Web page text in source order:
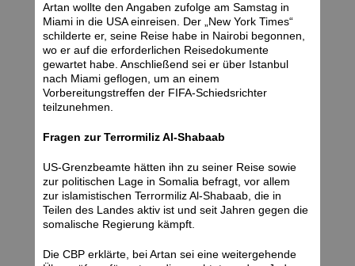
Artan wollte den Angaben zufolge am Samstag in
Miami in die USA einreisen. Der „New York Times“
schilderte er, seine Reise habe in Nairobi begonnen,
wo er auf die erforderlichen Reisedokumente
gewartet habe. Anschließend sei er über Istanbul
nach Miami geflogen, um an einem
Vorbereitungstreffen der FIFA-Schiedsrichter
teilzunehmen.
Fragen zur Terrormiliz Al-Shabaab
US-Grenzbeamte hätten ihn zu seiner Reise sowie
zur politischen Lage in Somalia befragt, vor allem
zur islamistischen Terrormiliz Al-Shabaab, die in
Teilen des Landes aktiv ist und seit Jahren gegen die
somalische Regierung kämpft.
Die CBP erklärte, bei Artan sei eine weitergehende